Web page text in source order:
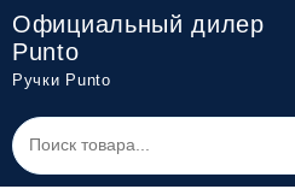
Перейти
содержимому
Официальный дилер
Punto
Ручки Punto